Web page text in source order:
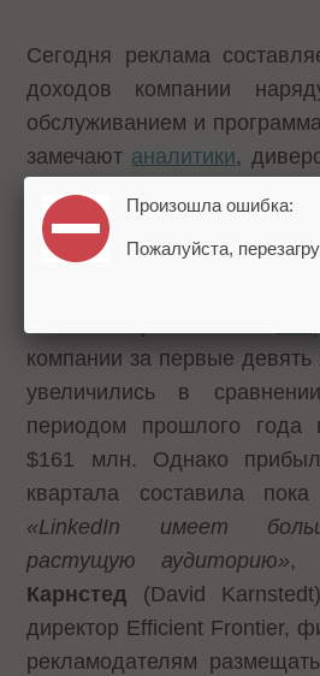
Сегодня реклама
доходов компании
обслуживанием и
замечают аналитики,
снижает рыночные риски.
новый функционал в
компании увеличить
компании за первые
увеличились в
периодом прошлого года
$161 млн. Однако
квартала составила
«LinkedIn имеет
растущую аудиторию»,
Карнстед (David
директор Efficient Frontier,
рекламодателям
Произошла ошибка:
Пожалуйста,